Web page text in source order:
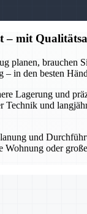
– mit
brauchen
in den besten
Lagerung und
und
und
oder